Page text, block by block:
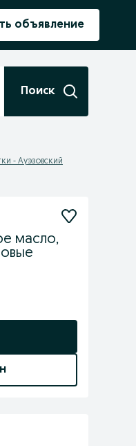
объявление
Поиск
- Ауэзовский
масло,